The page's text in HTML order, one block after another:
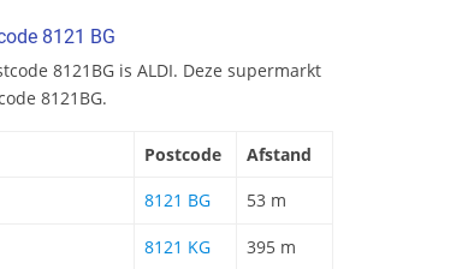
8121 BG
8121BG is ALDI. Deze supermarkt
8121BG.
Postcode
Afstand
8121 BG 53 m
8121 KG 395 m